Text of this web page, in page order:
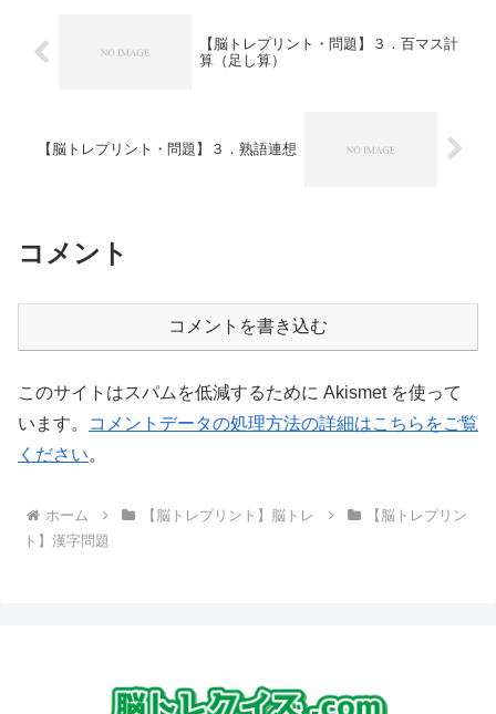
【脳トレプリント・問題】３．百マス計
算（足し算）
【脳トレプリント・問題】３．熟語連想
コメント
コメントを書き込む
このサイトはスパムを低減するために Akismet を使って
います。
コメントデータの処理方法の詳細はこちらをご覧
ください。
ホーム 【脳トレプリント】脳トレ
【脳トレプリン
ト】漢字問題